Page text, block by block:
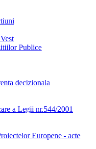
Publice
decizionala
a Legii nr.544/2001
Europene - acte